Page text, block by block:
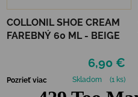
COLLONIL SHOE CREAM
FAREBNÝ 60 ML - BEIGE
6,90 €
Pozrieť viac Skladom (1 ks)